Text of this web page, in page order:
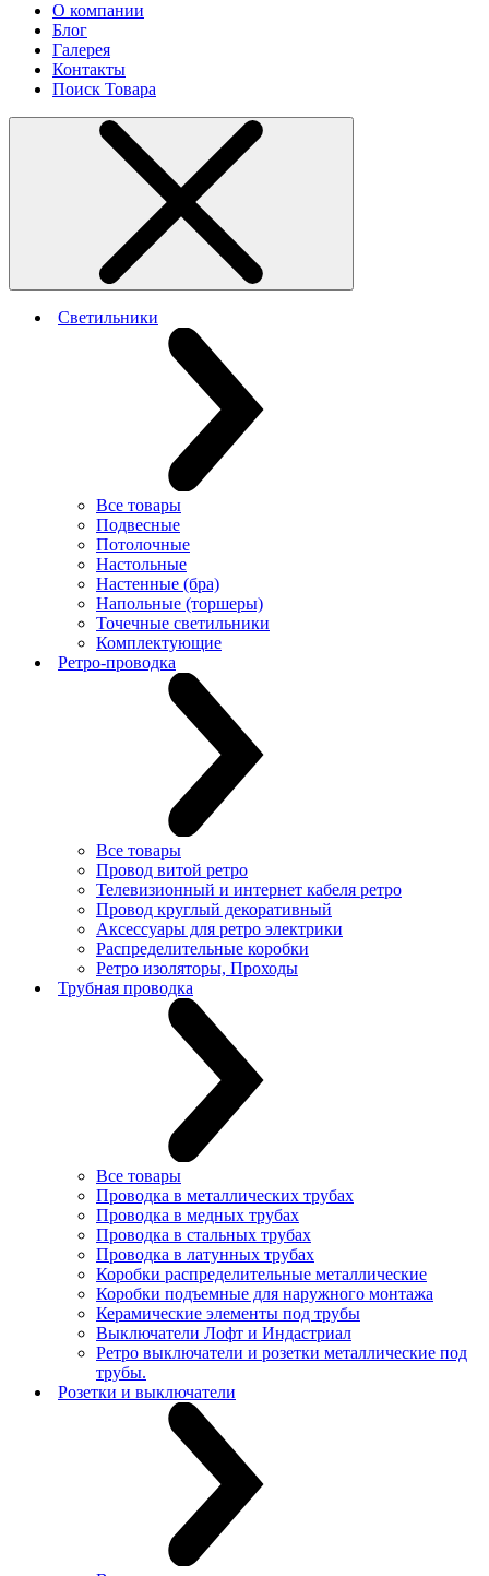
О компании
Блог
Галерея
Контакты
Поиск Товара
Светильники
Все товары
Подвесные
Потолочные
Настольные
Настенные (бра)
Напольные (торшеры)
Точечные светильники
Комплектующие
Ретро-проводка
Все товары
Провод витой ретро
Телевизионный и интернет кабеля ретро
Провод круглый декоративный
Аксессуары для ретро электрики
Распределительные коробки
Ретро изоляторы, Проходы
Трубная проводка
Все товары
Проводка в металлических трубах
Проводка в медных трубах
Проводка в стальных трубах
Проводка в латунных трубах
Коробки распределительные металлические
Коробки подъемные для наружного монтажа
Керамические элементы под трубы
Выключатели Лофт и Индастриал
Ретро выключатели и розетки металлические под
трубы.
Розетки и выключатели